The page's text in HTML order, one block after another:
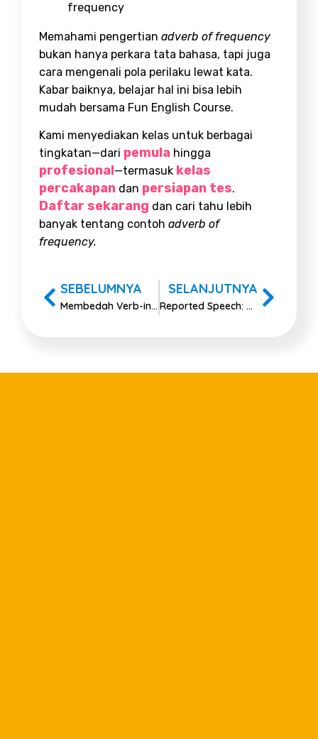
Memahami pengertian adverb of frequency
bukan hanya perkara tata bahasa, tapi juga
cara mengenali pola perilaku lewat kata.
Kabar baiknya, belajar hal ini bisa lebih
mudah bersama Fun English Course.
Kami menyediakan kelas untuk berbagai
tingkatan—dari pemula hingga
profesional—termasuk kelas
percakapan dan persiapan tes.
Daftar sekarang dan cari tahu lebih
banyak tentang contoh adverb of
frequency.
SEBELUMNYA
Membedah Verb-ing: Cara Bahasa Inggris Mengubah Aksi jadi Konsep
SELANJUTNYA
Reported Speech: Cara Efektif Menyampaikan Ucapan Orang Lain Tanpa Salah Makna